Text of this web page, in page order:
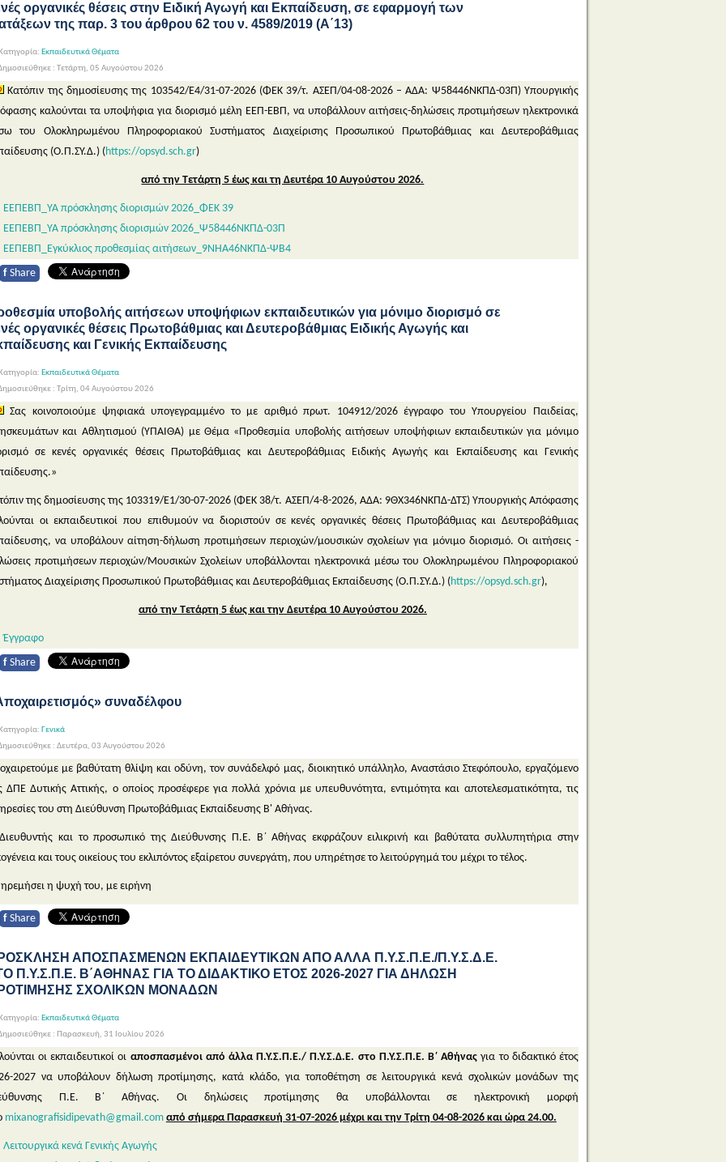
οργανικές θέσεις στην Ειδική Αγωγή και Εκπαίδευση, σε εφαρμογή των
της παρ. 3 του άρθρου 62 του ν. 4589/2019 (Α΄13)
Εκπαιδευτικά Θέματα
: Τετάρτη, 05 Αυγούστου 2026
Κατόπιν της δημοσίευσης της 103542/Ε4/31-07-2026 (ΦΕΚ 39/τ. ΑΣΕΠ/04-08-2026 – ΑΔΑ: Ψ58446ΝΚΠΔ-03Π) Υπουργικής
καλούνται τα υποψήφια για διορισμό μέλη ΕΕΠ-ΕΒΠ, να υποβάλλουν αιτήσεις-δηλώσεις προτιμήσεων ηλεκτρονικά
του Ολοκληρωμένου Πληροφοριακού Συστήματος Διαχείρισης Προσωπικού Πρωτοβάθμιας και Δευτεροβάθμιας
(Ο.Π.ΣΥ.Δ.) (https://opsyd.sch.gr)
από την Τετάρτη 5 έως και τη Δευτέρα 10 Αυγούστου 2026.
ΕΕΠΕΒΠ_ΥΑ πρόσκλησης διορισμών 2026_ΦΕΚ 39
ΕΕΠΕΒΠ_ΥΑ πρόσκλησης διορισμών 2026_Ψ58446ΝΚΠΔ-03Π
ΕΕΠΕΒΠ_Εγκύκλιος προθεσμίας αιτήσεων_9ΝΗΑ46ΝΚΠΔ-ΨΒ4
f Share
υποβολής αιτήσεων υποψήφιων εκπαιδευτικών για μόνιμο διορισμό σε
οργανικές θέσεις Πρωτοβάθμιας και Δευτεροβάθμιας Ειδικής Αγωγής και
και Γενικής Εκπαίδευσης
Εκπαιδευτικά Θέματα
: Τρίτη, 04 Αυγούστου 2026
Σας κοινοποιούμε ψηφιακά υπογεγραμμένο το με αριθμό πρωτ. 104912/2026 έγγραφο του Υπουργείου Παιδείας,
και Αθλητισμού (ΥΠΑΙΘΑ) με Θέμα «Προθεσμία υποβολής αιτήσεων υποψήφιων εκπαιδευτικών για μόνιμο
σε κενές οργανικές θέσεις Πρωτοβάθμιας και Δευτεροβάθμιας Ειδικής Αγωγής και Εκπαίδευσης και Γενικής
της δημοσίευσης της 103319/Ε1/30-07-2026 (ΦΕΚ 38/τ. ΑΣΕΠ/4-8-2026, ΑΔΑ: 9ΘΧ346ΝΚΠΔ-ΔΤΣ) Υπουργικής Απόφασης
οι εκπαιδευτικοί που επιθυμούν να διοριστούν σε κενές οργανικές θέσεις Πρωτοβάθμιας και Δευτεροβάθμιας
να υποβάλουν αίτηση-δήλωση προτιμήσεων περιοχών/μουσικών σχολείων για μόνιμο διορισμό. Οι αιτήσεις -
προτιμήσεων περιοχών/Μουσικών Σχολείων υποβάλλονται ηλεκτρονικά μέσω του Ολοκληρωμένου Πληροφοριακού
Διαχείρισης Προσωπικού Πρωτοβάθμιας και Δευτεροβάθμιας Εκπαίδευσης (Ο.Π.ΣΥ.Δ.) (https://opsyd.sch.gr),
από την Τετάρτη 5 έως και την Δευτέρα 10 Αυγούστου 2026.
Έγγραφο
f Share
συναδέλφου
Γενικά
: Δευτέρα, 03 Αυγούστου 2026
με βαθύτατη θλίψη και οδύνη, τον συνάδελφό μας, διοικητικό υπάλληλο, Αναστάσιο Στεφόπουλο, εργαζόμενο
ΔΠΕ Δυτικής Αττικής, ο οποίος προσέφερε για πολλά χρόνια με υπευθυνότητα, εντιμότητα και αποτελεσματικότητα, τις
του στη Διεύθυνση Πρωτοβάθμιας Εκπαίδευσης Β' Αθήνας.
και το προσωπικό της Διεύθυνσης Π.Ε. Β΄ Αθήνας εκφράζουν ειλικρινή και βαθύτατα συλλυπητήρια στην
και τους οικείους του εκλιπόντος εξαίρετου συνεργάτη, που υπηρέτησε το λειτούργημά του μέχρι το τέλος.
η ψυχή του, με ειρήνη
f Share
ΑΠΟΣΠΑΣΜΕΝΩΝ ΕΚΠΑΙΔΕΥΤΙΚΩΝ ΑΠΟ ΑΛΛΑ Π.Υ.Σ.Π.Ε./Π.Υ.Σ.Δ.Ε.
Π.Υ.Σ.Π.Ε. Β΄ΑΘΗΝΑΣ ΓΙΑ ΤΟ ΔΙΔΑΚΤΙΚΟ ΕΤΟΣ 2026-2027 ΓΙΑ ΔΗΛΩΣΗ
ΣΧΟΛΙΚΩΝ ΜΟΝΑΔΩΝ
Εκπαιδευτικά Θέματα
: Παρασκευή, 31 Ιουλίου 2026
οι εκπαιδευτικοί οι αποσπασμένοι από άλλα Π.Υ.Σ.Π.Ε./ Π.Υ.Σ.Δ.Ε. στο Π.Υ.Σ.Π.Ε. Β΄ Αθήνας για το διδακτικό έτος
2027 να υποβάλουν δήλωση προτίμησης, κατά κλάδο, για τοποθέτηση σε λειτουργικά κενά σχολικών μονάδων της
Π.Ε. Β΄ Αθήνας. Οι δηλώσεις προτίμησης θα υποβάλλονται σε ηλεκτρονική μορφή
mixanografisidipevath@gmail.com από σήμερα Παρασκευή 31-07-2026 μέχρι και την Τρίτη 04-08-2026 και ώρα 24.00.
Λειτουργικά κενά Γενικής Αγωγής